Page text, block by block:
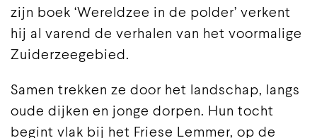
zijn boek ‘Wereldzee in de polder’ verkent
hij al varend de verhalen van het voormalige
Zuiderzeegebied.
Samen trekken ze door het landschap, langs
oude dijken en jonge dorpen. Hun tocht
begint vlak bij het Friese Lemmer, op de